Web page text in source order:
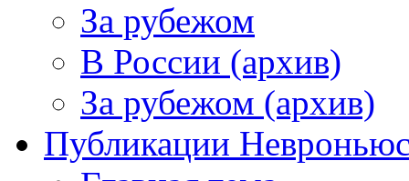
За рубежом
В России (архив)
За рубежом (архив)
Публикации